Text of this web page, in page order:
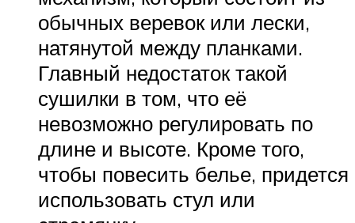
обычных веревок или лески,
натянутой между планками.
Главный недостаток такой
сушилки в том, что её
невозможно регулировать по
длине и высоте. Кроме того,
чтобы повесить белье, придется
использовать стул или